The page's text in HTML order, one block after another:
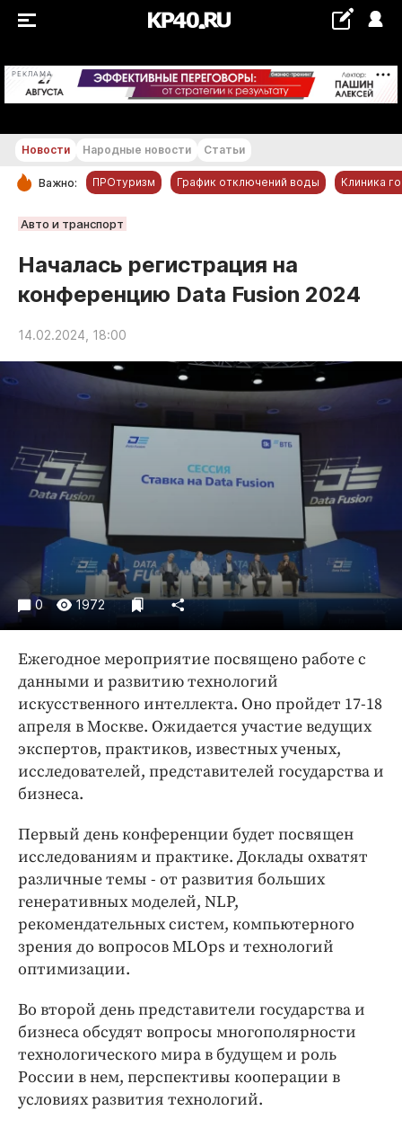
РЕКЛАМА +16...+17 °С
РУБРИКИ
Новости компаний
Статьи
Народные новости
Авто и транспорт
Благоустройство
Культура
Недвижимость и ЖКХ
Образование
Общество
Погода
Праздники
Происшествия
Спорт
Экономика и бизнес
ПРОЕКТЫ
Блоги
Издания
Медиаперсона
Клиника года
Бренд года
Работодатель года
Новости Народные новости Статьи
Важно: ПРОтуризм График отключений воды Клиника
Авто и транспорт
Началась регистрация на
конференцию Data Fusion 2024
14.02.2024, 18:00
0 1972
Ежегодное мероприятие посвящено работе с
данными и развитию технологий
искусственного интеллекта. Оно пройдет 17-18
апреля в Москве. Ожидается участие ведущих
экспертов, практиков, известных ученых,
исследователей, представителей государства и
бизнеса.
Первый день конференции будет посвящен
исследованиям и практике. Доклады охватят
различные темы - от развития больших
генеративных моделей, NLP,
рекомендательных систем, компьютерного
зрения до вопросов MLOps и технологий
оптимизации.
Во второй день представители государства и
бизнеса обсудят вопросы многополярности
технологического мира в будущем и роль
России в нем, перспективы кооперации в
условиях развития технологий.